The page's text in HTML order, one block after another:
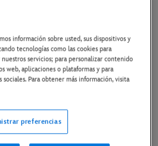
con motivo del
Creatoren cines
SOLO EN CINES
información sobre usted, sus dispositivos y
tecnologías como las cookies para
servicios; para personalizar contenido
web, aplicaciones o plataformas y para
Para obtener más información, visita
preferencias